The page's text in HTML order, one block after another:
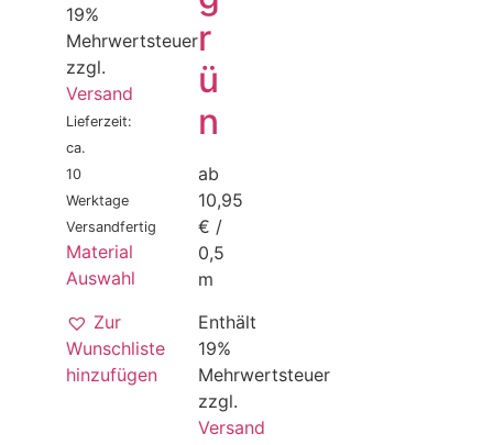
19%
Mehrwertsteuer
zzgl.
Versand
Lieferzeit:
ca.
10
Werktage
Versandfertig
Material
Auswahl
Zur
Wunschliste
hinzufügen
r
ü
n
ab
10,95
€ /
0,5
m
Enthält
19%
Mehrwertsteuer
zzgl.
Versand